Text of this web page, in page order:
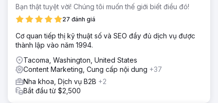
Bạn thật tuyệt vời! Chúng tôi muốn thế giới biết điều đó!
27 đánh giá
Cơ quan tiếp thị kỹ thuật số và SEO đầy đủ dịch vụ được
thành lập vào năm 1994.
Tacoma, Washington, United States
Content Marketing, Cung cấp nội dung +37
Nha khoa, Dịch vụ B2B +2
Bắt đầu từ $2,500